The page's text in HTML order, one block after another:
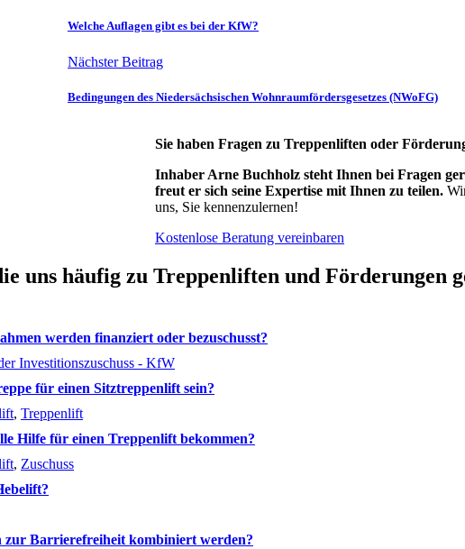
Welche Auflagen gibt es bei der KfW?
Nächster Beitrag
Bedingungen des Niedersächsischen Wohnraumfördersgesetzes (NWoFG)
Sie haben Fragen zu Treppenliften oder
Inhaber Arne Buchholz steht Ihnen bei Fragen
freut er sich seine Expertise mit Ihnen zu teilen.
uns, Sie kennenzulernen!
Kostenlose Beratung vereinbaren
uns häufig zu Treppenliften und Förderungen
werden finanziert oder bezuschusst?
Investitionszuschuss - KfW
für einen Sitztreppenlift sein?
, Treppenlift
Hilfe für einen Treppenlift bekommen?
, Zuschuss
zur Barrierefreiheit kombiniert werden?